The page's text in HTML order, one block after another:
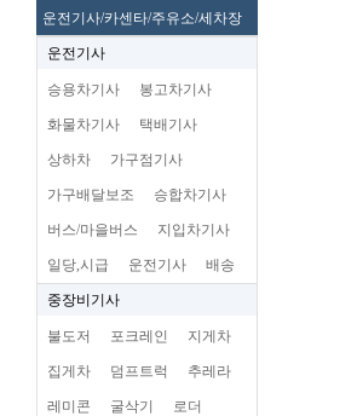
운전기사/카센타/주유소/세차장
운전기사
승용차기사 봉고차기사
화물차기사 택배기사
상하차 가구점기사
가구배달보조 승합차기사
버스/마을버스 지입차기사
일당,시급 운전기사 배송
중장비기사
불도저 포크레인 지게차
집게차 덤프트럭 추레라
레미콘 굴삭기 로더